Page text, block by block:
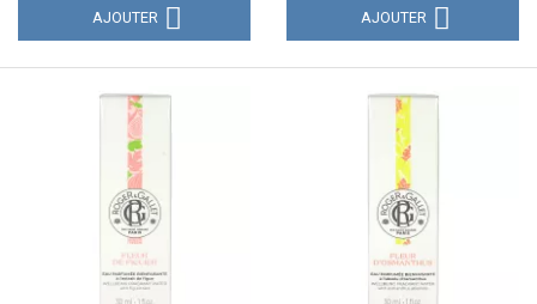
AJOUTER AJOUTER